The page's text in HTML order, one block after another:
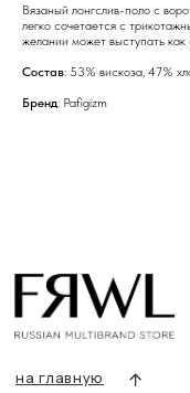
Вязаный лонгслив-поло с
легко сочетается с
желании может выступать
Состав: 53% вискоза, 47%
Бренд: Pafigizm
Покупателям
Условия возврата/обмена
Контакты, реквизиты
info@frwl.store
Сертификаты